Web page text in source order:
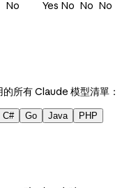
No Yes No No No
所有 Claude 模型清單：
C# Go Java
PHP